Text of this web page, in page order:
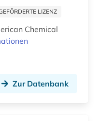
LIZENZ
Chemical
Zur Datenbank